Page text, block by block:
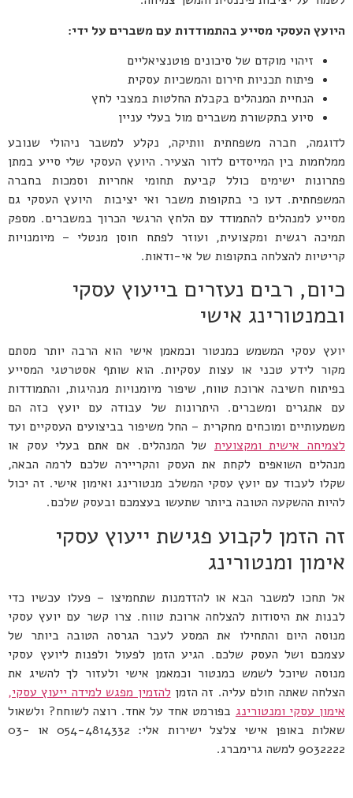
היועץ העסקי מסייע בהתמודדות עם משברים על ידי:
זיהוי מוקדם של סיכונים פוטנציאליים
פיתוח תכניות חירום והמשכיות עסקית
הנחיית המנהלים בקבלת החלטות במצבי לחץ
סיוע בתקשורת משברים מול בעלי עניין
לדוגמה, חברה משפחתית וותיקה, נקלע למשבר ניהולי שנובע
ממלחמות בין המייסדים לדור הצעיר. היועץ העסקי שלי סייע במתן
פתרונות ישימים כולל קביעת תחומי אחריות וסמכות בחברה
המשפחתית. דעו כי בתקופות משבר ואי יציבות היועץ העסקי גם
מסייע למנהלים להתמודד עם הלחץ הרגשי הכרוך במשברים. מספק
תמיכה רגשית ומקצועית, ועוזר לפתח חוסן מנטלי – מיומנויות
קריטיות להצלחה בתקופות של אי-ודאות.
כיום, רבים נעזרים בייעוץ עסקי
ובמנטורינג אישי
יועץ עסקי המשמש כמנטור וכמאמן אישי הוא הרבה יותר מסתם
מקור לידע טכני או עצות עסקיות. הוא שותף אסטרטגי המסייע
בפיתוח חשיבה ארוכת טווח, שיפור מיומנויות מנהיגות, והתמודדות
עם אתגרים ומשברים. היתרונות של עבודה עם יועץ כזה הם
משמעותיים ומוכחים מחקרית – החל משיפור בביצועים העסקיים ועד
לצמיחה אישית ומקצועית של המנהלים. אם אתם בעלי עסק או
מנהלים השואפים לקחת את העסק והקריירה שלכם לרמה הבאה,
שקלו לעבוד עם יועץ עסקי המשלב מנטורינג ואימון אישי. זה יכול
להיות ההשקעה הטובה ביותר שתעשו בעצמכם ובעסק שלכם.
זה הזמן לקבוע פגישת ייעוץ עסקי
אימון ומנטורינג
אל תחכו למשבר הבא או להזדמנות שתחמיצו – פעלו עכשיו כדי
לבנות את היסודות להצלחה ארוכת טווח. צרו קשר עם יועץ עסקי
מנוסה היום והתחילו את המסע לעבר הגרסה הטובה ביותר של
עצמכם ושל העסק שלכם. הגיע הזמן לפעול ולפנות ליועץ עסקי
מנוסה שיוכל לשמש כמנטור וכמאמן אישי ולעזור לך להשיג את
הצלחה שאתה חולם עליה. זה הזמן להזמין מפגש למידה ייעוץ עסקי,
אימון עסקי ומנטורינג בפורמט אחד על אחד. רוצה לשוחח? ולשאול
שאלות באופן אישי צלצל ישירות אלי: 054-4814332 או 03-
9032222 למשה גרימברג.